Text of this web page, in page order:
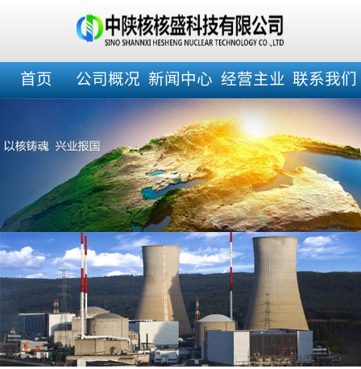
首页 公司概况 新闻中心 经营主业 联系我们